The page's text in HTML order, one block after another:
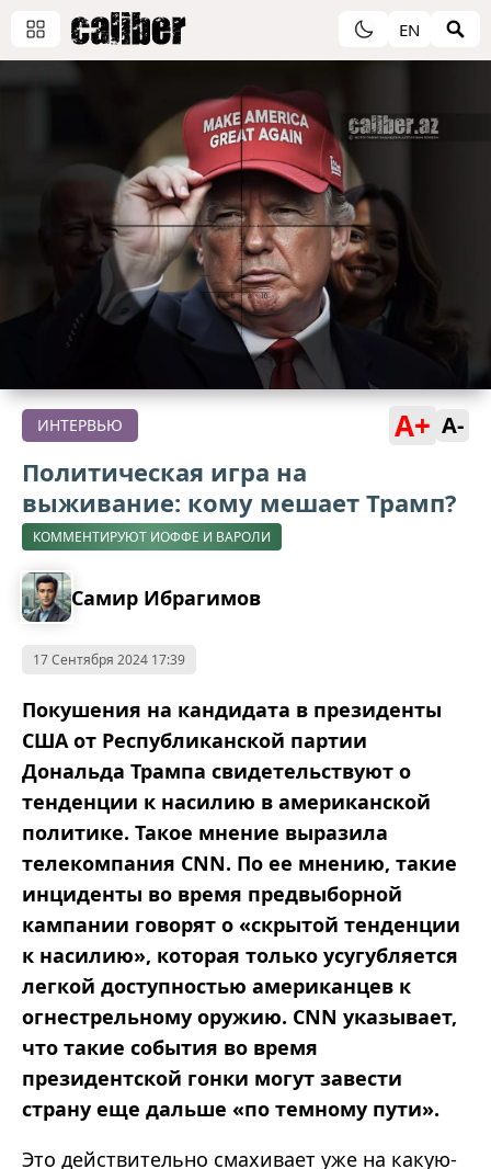
EN
ИНТЕРВЬЮ A+ A-
Политическая игра на
выживание: кому мешает Трамп?
КОММЕНТИРУЮТ ИОФФЕ И ВАРОЛИ
Самир Ибрагимов
17 Сентября 2024 17:39
Покушения на кандидата в президенты
США от Республиканской партии
Дональда Трампа свидетельствуют о
тенденции к насилию в американской
политике. Такое мнение выразила
телекомпания CNN. По ее мнению, такие
инциденты во время предвыборной
кампании говорят о «скрытой тенденции
к насилию», которая только усугубляется
легкой доступностью американцев к
огнестрельному оружию. CNN указывает,
что такие события во время
президентской гонки могут завести
страну еще дальше «по темному пути».
Это действительно смахивает уже на какую-